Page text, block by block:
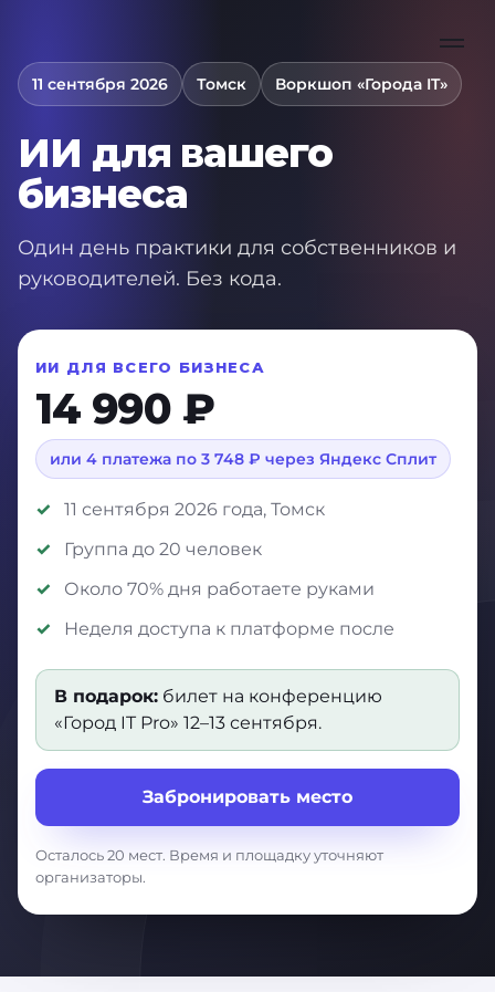
11 сентября 2026 Томск Воркшоп «Города IT»
ИИ для вашего
бизнеса
Один день практики для собственников и
руководителей. Без кода.
ИИ ДЛЯ ВСЕГО БИЗНЕСА
14 990 ₽
или 4 платежа по 3 748 ₽ через Яндекс Сплит
11 сентября 2026 года, Томск
Группа до 20 человек
Около 70% дня работаете руками
Неделя доступа к платформе после
В подарок: билет на конференцию
«Город IT Pro» 12–13 сентября.
Забронировать место
Осталось 20 мест. Время и площадку уточняют
организаторы.